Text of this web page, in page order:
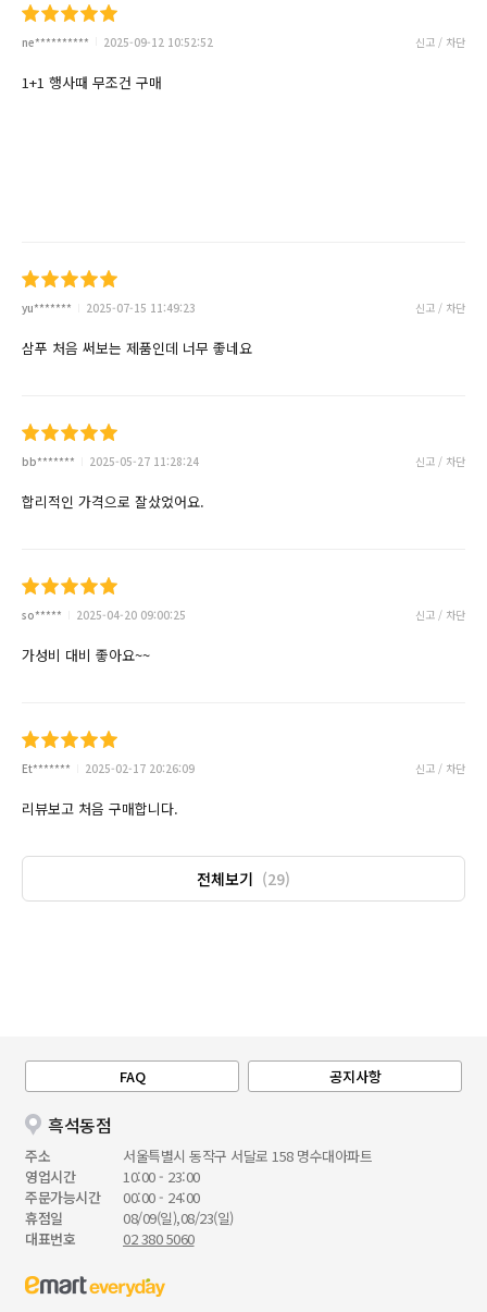
ne********** 2025-09-12 10:52:52 신고 / 차단
1+1 행사때 무조건 구매
yu******* 2025-07-15 11:49:23 신고 / 차단
삼푸 처음 써보는 제품인데 너무 좋네요
bb******* 2025-05-27 11:28:24 신고 / 차단
합리적인 가격으로 잘샀었어요.
so***** 2025-04-20 09:00:25 신고 / 차단
가성비 대비 좋아요~~
Et******* 2025-02-17 20:26:09 신고 / 차단
리뷰보고 처음 구매합니다.
전체보기 (29)
FAQ 공지사항
흑석동점
주소
서울특별시 동작구 서달로 158 명수대아파트
영업시간
10:00 - 23:00
주문가능시간
00:00 - 24:00
휴점일
08/09(일),08/23(일)
대표번호
02 380 5060